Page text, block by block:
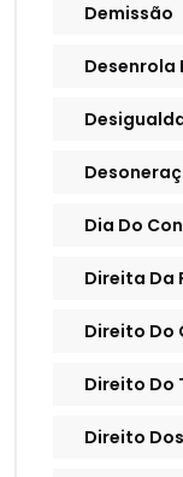
Demissão
Desenrola
Dia Do
Direita Da
Direito Do
Direito Do
Direito